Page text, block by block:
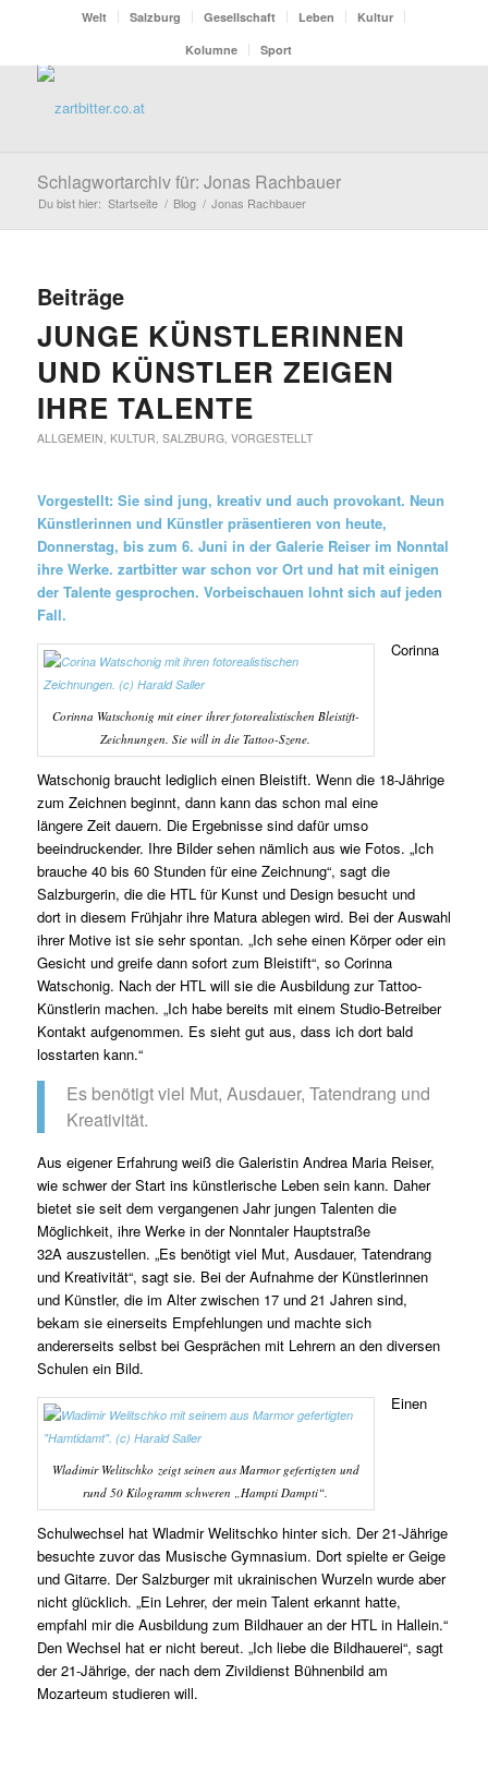
Welt Salzburg Gesellschaft Leben
Kultur
Kolumne
Sport
Schlagwortarchiv für: Jonas Rachbauer
Du bist hier: Startseite / Blog / Jonas Rachbauer
Beiträge
JUNGE KÜNSTLERINNEN
UND KÜNSTLER ZEIGEN
IHRE TALENTE
ALLGEMEIN, KULTUR, SALZBURG, VORGESTELLT
Vorgestellt: Sie sind jung, kreativ und auch provokant. Neun
Künstlerinnen und Künstler präsentieren von heute,
Donnerstag, bis zum 6. Juni in der Galerie Reiser im Nonntal
ihre Werke. zartbitter war schon vor Ort und hat mit einigen
der Talente gesprochen. Vorbeischauen lohnt sich auf jeden
Fall.
Corinna Watschonig mit einer ihrer fotorealistischen Bleistift-
Zeichnungen. Sie will in die Tattoo-Szene.
Corinna
Watschonig braucht lediglich einen Bleistift. Wenn die 18-Jährige
zum Zeichnen beginnt, dann kann das schon mal eine
längere Zeit dauern. Die Ergebnisse sind dafür umso
beeindruckender. Ihre Bilder sehen nämlich aus wie Fotos. „Ich
brauche 40 bis 60 Stunden für eine Zeichnung“, sagt die
Salzburgerin, die die HTL für Kunst und Design besucht und
dort in diesem Frühjahr ihre Matura ablegen wird. Bei der Auswahl
ihrer Motive ist sie sehr spontan. „Ich sehe einen Körper oder ein
Gesicht und greife dann sofort zum Bleistift“, so Corinna
Watschonig. Nach der HTL will sie die Ausbildung zur Tattoo-
Künstlerin machen. „Ich habe bereits mit einem Studio-Betreiber
Kontakt aufgenommen. Es sieht gut aus, dass ich dort bald
losstarten kann.“
Es benötigt viel Mut, Ausdauer, Tatendrang und
Kreativität.
Aus eigener Erfahrung weiß die Galeristin Andrea Maria Reiser,
wie schwer der Start ins künstlerische Leben sein kann. Daher
bietet sie seit dem vergangenen Jahr jungen Talenten die
Möglichkeit, ihre Werke in der Nonntaler Hauptstraße
32A auszustellen. „Es benötigt viel Mut, Ausdauer, Tatendrang
und Kreativität“, sagt sie. Bei der Aufnahme der Künstlerinnen
und Künstler, die im Alter zwischen 17 und 21 Jahren sind,
bekam sie einerseits Empfehlungen und machte sich
andererseits selbst bei Gesprächen mit Lehrern an den diversen
Schulen ein Bild.
Wladimir Welitschko zeigt seinen aus Marmor gefertigten und
rund 50 Kilogramm schweren „Hampti Dampti“.
Einen
Schulwechsel hat Wladmir Welitschko hinter sich. Der 21-Jährige
besuchte zuvor das Musische Gymnasium. Dort spielte er Geige
und Gitarre. Der Salzburger mit ukrainischen Wurzeln wurde aber
nicht glücklich. „Ein Lehrer, der mein Talent erkannt hatte,
empfahl mir die Ausbildung zum Bildhauer an der HTL in Hallein.“
Den Wechsel hat er nicht bereut. „Ich liebe die Bildhauerei“, sagt
der 21-Jährige, der nach dem Zivildienst Bühnenbild am
Mozarteum studieren will.